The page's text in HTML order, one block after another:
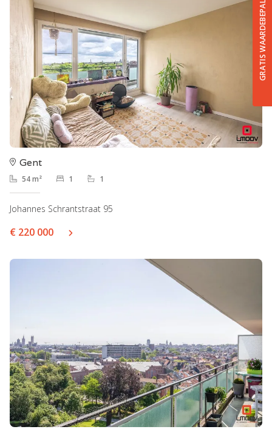
GRATIS WAARDEBEPALING
Gent
54 m² 1 1
Johannes Schrantstraat 95
€ 220 000